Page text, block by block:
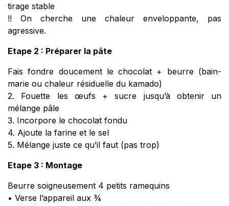
tirage stable
!! On cherche une chaleur enveloppante, pas
agressive.
Etape 2 : Préparer la pâte
Fais fondre doucement le chocolat + beurre (bain-
marie ou chaleur résiduelle du kamado)
2. Fouette les œufs + sucre jusqu’à obtenir un
mélange pâle
3. Incorpore le chocolat fondu
4. Ajoute la farine et le sel
5. Mélange juste ce qu’il faut (pas trop)
Etape 3 : Montage
Beurre soigneusement 4 petits ramequins
• Verse l’appareil aux ¾